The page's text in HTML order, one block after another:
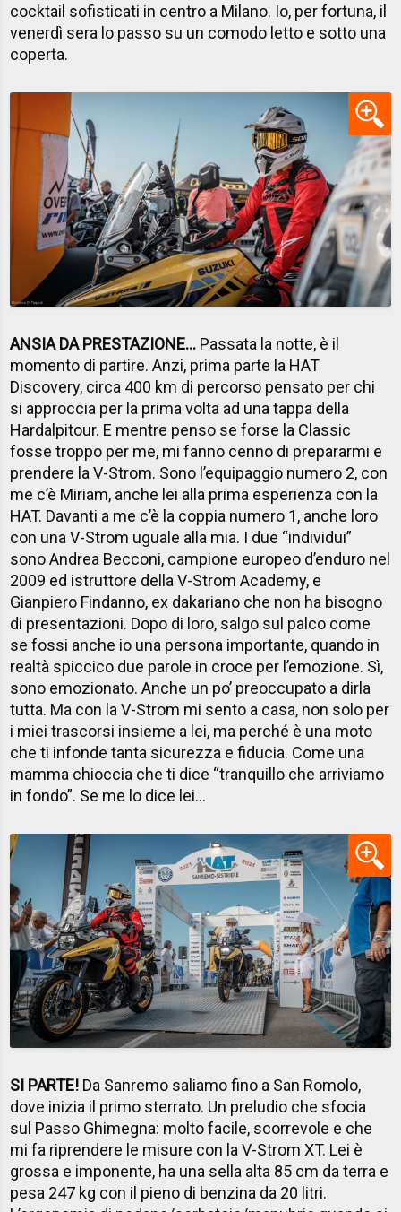
cocktail sofisticati in centro a Milano. Io, per fortuna, il
venerdì sera lo passo su un comodo letto e sotto una
coperta.
ANSIA DA PRESTAZIONE... Passata la notte, è il
momento di partire. Anzi, prima parte la HAT
Discovery, circa 400 km di percorso pensato per chi
si approccia per la prima volta ad una tappa della
Hardalpitour. E mentre penso se forse la Classic
fosse troppo per me, mi fanno cenno di prepararmi e
prendere la V-Strom. Sono l’equipaggio numero 2, con
me c’è Miriam, anche lei alla prima esperienza con la
HAT. Davanti a me c’è la coppia numero 1, anche loro
con una V-Strom uguale alla mia. I due “individui”
sono Andrea Becconi, campione europeo d’enduro nel
2009 ed istruttore della V-Strom Academy, e
Gianpiero Findanno, ex dakariano che non ha bisogno
di presentazioni. Dopo di loro, salgo sul palco come
se fossi anche io una persona importante, quando in
realtà spiccico due parole in croce per l’emozione. Sì,
sono emozionato. Anche un po’ preoccupato a dirla
tutta. Ma con la V-Strom mi sento a casa, non solo per
i miei trascorsi insieme a lei, ma perché è una moto
che ti infonde tanta sicurezza e fiducia. Come una
mamma chioccia che ti dice “tranquillo che arriviamo
in fondo”. Se me lo dice lei…
SI PARTE! Da Sanremo saliamo fino a San Romolo,
dove inizia il primo sterrato. Un preludio che sfocia
sul Passo Ghimegna: molto facile, scorrevole e che
mi fa riprendere le misure con la V-Strom XT. Lei è
grossa e imponente, ha una sella alta 85 cm da terra e
pesa 247 kg con il pieno di benzina da 20 litri.